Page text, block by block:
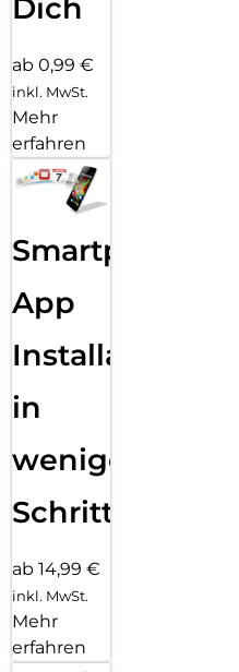
Dich
ab 0,99 €
inkl. MwSt.
Mehr
erfahren
Smartphone
App
Installation
in
wenigen
Schritten
ab 14,99 €
inkl. MwSt.
Mehr
erfahren